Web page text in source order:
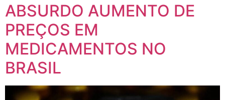
ABSURDO AUMENTO DE
PREÇOS EM
MEDICAMENTOS NO
BRASIL